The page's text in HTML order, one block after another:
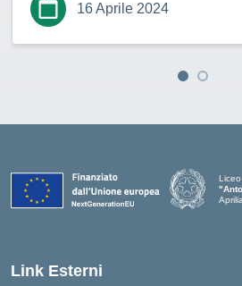
16 Aprile 2024
Link Esterni